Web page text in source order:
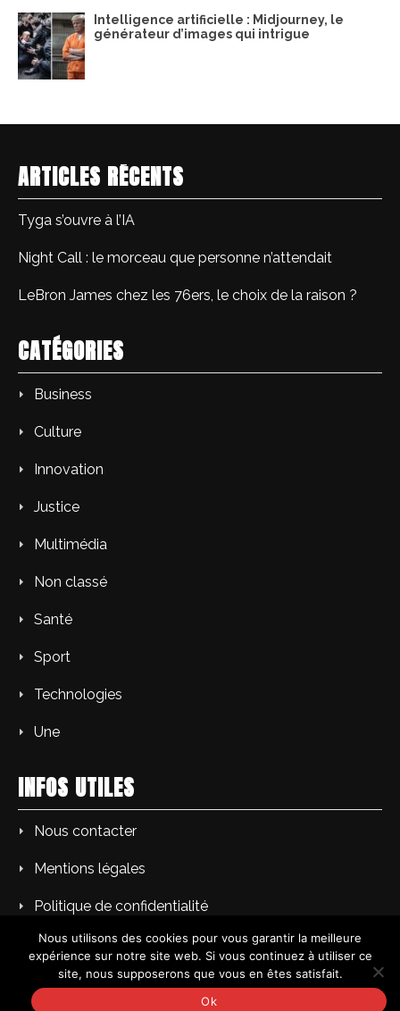
Intelligence artificielle : Midjourney, le
générateur d’images qui intrigue
ARTICLES RÉCENTS
Tyga s’ouvre à l’IA
Night Call : le morceau que personne n’attendait
LeBron James chez les 76ers, le choix de la raison ?
CATÉGORIES
Business
Culture
Innovation
Justice
Multimédia
Non classé
Santé
Sport
Technologies
Une
INFOS UTILES
Nous contacter
Mentions légales
Politique de confidentialité
Copyright © PM L'Echo du soir | Tous droits réservés.
Nous utilisons des cookies pour vous garantir la meilleure
expérience sur notre site web. Si vous continuez à utiliser ce
site, nous supposerons que vous en êtes satisfait.
Ok